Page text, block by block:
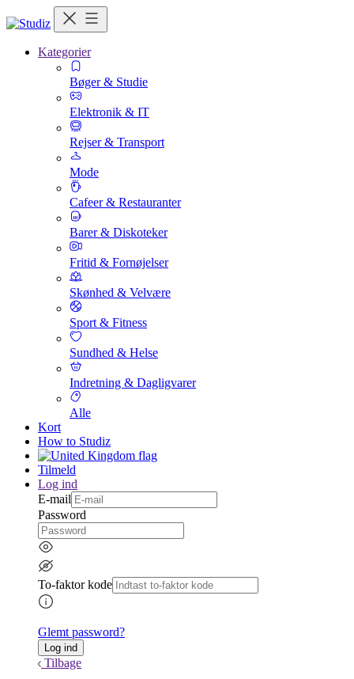
Kategorier
Bøger & Studie
Elektronik & IT
Rejser & Transport
Mode
Cafeer & Restauranter
Barer & Diskoteker
Fritid & Fornøjelser
Skønhed & Velvære
Sport & Fitness
Sundhed & Helse
Indretning & Dagligvarer
Alle
Kort
How to Studiz
Tilmeld
Log ind
E-mail
Password
To-faktor kode
Glemt password?
Tilbage